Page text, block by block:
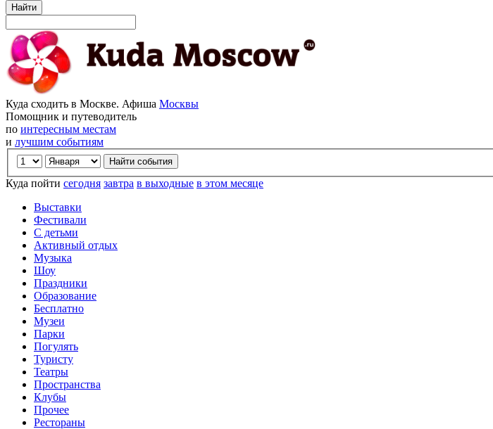
Найти
Куда сходить в Москве. Афиша Москвы
Помощник и путеводитель
по интересным местам
и лучшим событиям
Куда пойти сегодня завтра в выходные в этом месяце
Выставки
Фестивали
С детьми
Активный отдых
Музыка
Шоу
Праздники
Образование
Бесплатно
Музеи
Парки
Погулять
Туристу
Театры
Пространства
Клубы
Прочее
Рестораны